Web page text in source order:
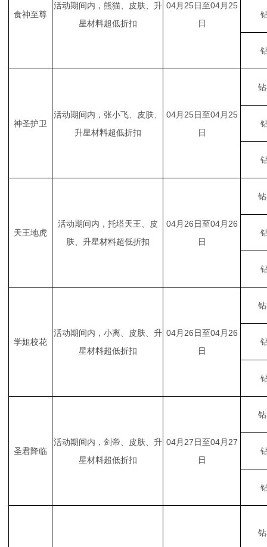
食神至尊
活动期间内，熊猫、皮肤、升
星材料超低折扣
04月25日至04月25
日
神圣护卫
活动期间内，张小飞、皮肤、
升星材料超低折扣
04月25日至04月25
日
天王地虎
活动期间内，托塔天王、皮
肤、升星材料超低折扣
04月26日至04月26
日
学姐校花
活动期间内，小离、皮肤、升
星材料超低折扣
04月26日至04月26
日
圣君降临
活动期间内，剑帝、皮肤、升
星材料超低折扣
04月27日至04月27
日